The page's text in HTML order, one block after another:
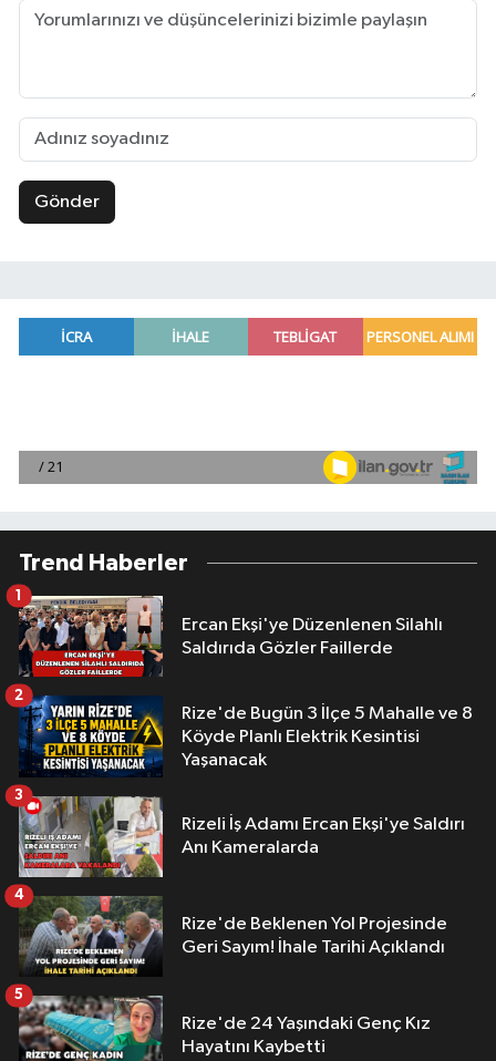
Gönder
Trend Haberler
Ercan Ekşi'ye Düzenlenen Silahlı
Saldırıda Gözler Faillerde
1
Rize'de Bugün 3 İlçe 5 Mahalle ve 8
Köyde Planlı Elektrik Kesintisi
Yaşanacak
2
Rizeli İş Adamı Ercan Ekşi'ye Saldırı
Anı Kameralarda
3
Rize'de Beklenen Yol Projesinde
Geri Sayım! İhale Tarihi Açıklandı
4
Rize'de 24 Yaşındaki Genç Kız
Hayatını Kaybetti
5